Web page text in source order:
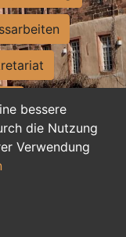
bessere
die Nutzung
Verwendung